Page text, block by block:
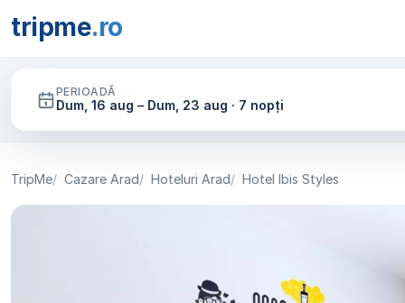
tripme.ro
PERIOADĂ
Dum, 16 aug – Dum, 23 aug · 7 nopți
TripMe Cazare Arad Hoteluri Arad Hotel Ibis Styles